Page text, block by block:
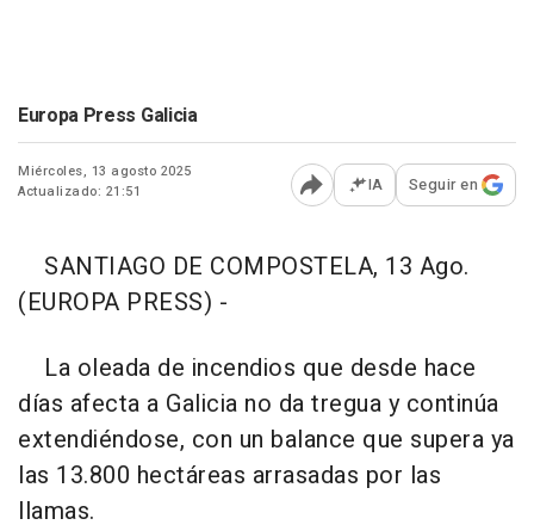
Europa Press Galicia
Miércoles, 13 agosto 2025
Actualizado: 21:51
Abrir opciones para
IA Seguir en
SANTIAGO DE COMPOSTELA, 13 Ago.
(EUROPA PRESS) -
La oleada de incendios que desde hace
días afecta a Galicia no da tregua y continúa
extendiéndose, con un balance que supera ya
las 13.800 hectáreas arrasadas por las
llamas.